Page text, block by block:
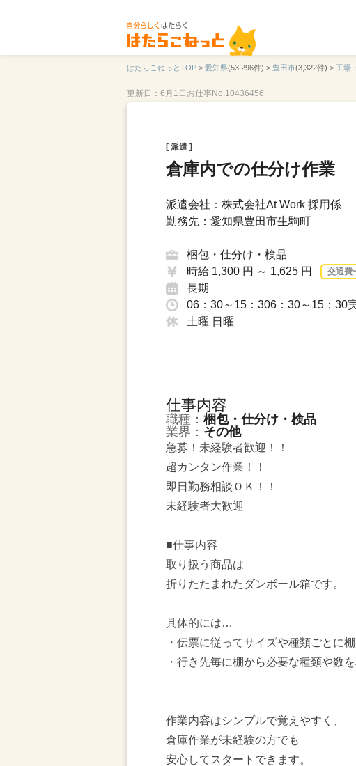
はたらこねっとTOP > 愛知県(53,296件) > 豊田市(3,322件) > 工場
更新日：6月1日 お仕事No.10436456
[ 派遣 ]
倉庫内での仕分け作業
派遣会社：株式会社At Work 採用係
勤務先：愛知県豊田市生駒町
梱包・仕分け・検品
時給 1,300 円 ～ 1,625 円
交通費
長期
06：30～15：306：30～15：30
土曜 日曜
仕事内容
職種： 梱包・仕分け・検品
業界： その他
急募！未経験者歓迎！！
超カンタン作業！！
即日勤務相談ＯＫ！！
未経験者大歓迎
■仕事内容
取り扱う商品は
折りたたまれたダンボール箱です。
具体的には…
・伝票に従ってサイズや種類ごとに
・行き先毎に棚から必要な種類や数
作業内容はシンプルで覚えやすく、
倉庫作業が未経験の方でも
安心してスタートできます。